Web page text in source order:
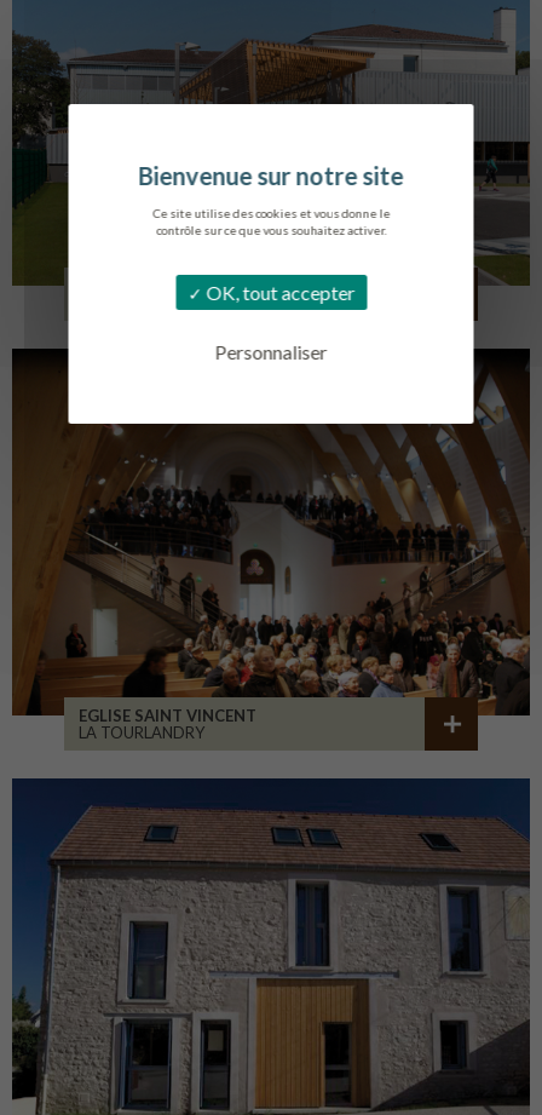
Ce site utilise des cookies et vous donne le
contrôle sur ce que vous souhaitez activer.
OK, tout accepter
Personnaliser
COLLÈGE MONTMORENCY
BOURBONNE-LES-BAINS
EGLISE SAINT VINCENT
LA TOURLANDRY